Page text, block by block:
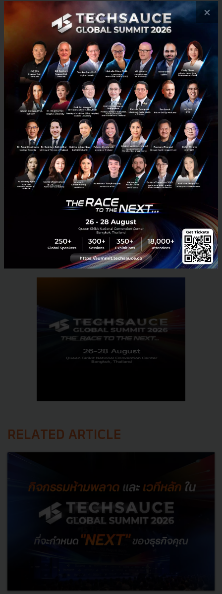
สำคัญหนึ่งในหน้าประวัติศาสตร์ของสังคมอเมริกัน แต่
ระบบคัดคนเข้าเมืองของอเมริกายังมีข้อบกพร่องอยู่อีก
"ถ้าคุณเทียบระบบของเรากับประเทศแคนาดา คุณจะเห็น
ด้วยกับฉันว่ามันต้องได้รับการยกเครื่องทั้งหมด การอพยพ
จะต้องไม่ส่งผลกระทบต่อผู้ด้อยโอกาสชาวอเมริกัน เรา
สามารถทำทั้งสองอย่างได้ เช่น เราต้องเปิดรับ talent
เก่งๆ จากทั่วโลก ขณะเดียวกันก็ต้องลงทุนให้กับคนใช้
แรงงานในประเทศและผลักดันคนที่ไม่ได้รับโอกาสให้มี
งานทำ มันไม่ใช่สิ่งที่ต้องนำเข้าอย่างเดียว"
อ้างอิงBusiness Insider
Ivanka Trump
No comment
RELATED ARTICLE
×